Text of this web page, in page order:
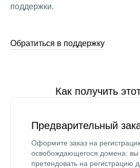
поддержки.
Обратиться в поддержку
Как получить
Предварительный
Оформите заказ на
освобождающегося домена: вы
претендовать на регистрацию